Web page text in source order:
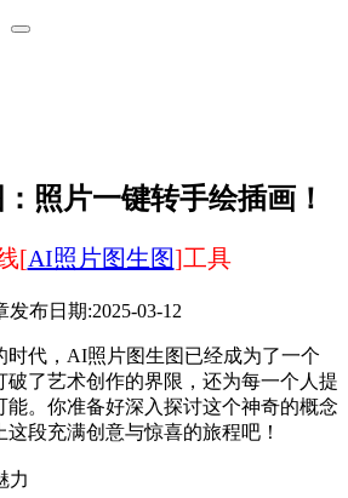
照片一键转手绘插画！
[AI照片图生图]工具
发布日期:2025-03-12
时代，AI照片图生图已经成为了一个
破了艺术创作的界限，还为每一个人提
能。你准备好深入探讨这个神奇的概念
段充满创意与惊喜的旅程吧！
力